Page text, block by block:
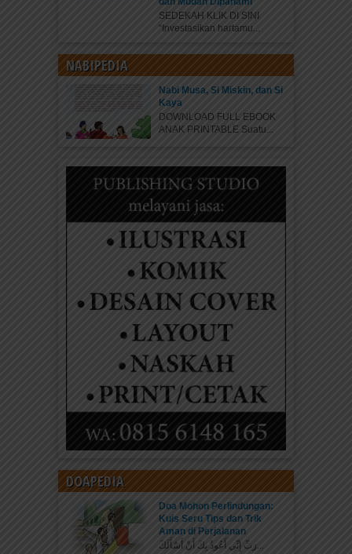
SEDEKAH KLIK DI SINI
“Investasikan hartamu...
NABIPEDIA
Nabi Musa, Si Miskin, dan Si
Kaya
DOWNLOAD FULL EBOOK
ANAK PRINTABLE Suatu...
DOAPEDIA
Doa Mohon Perlindungan:
Kuis Seru Tips dan Trik
Aman di Perjalanan
رَبِّ إِنِّي أَعُوذُ بِكَ أَنْ أَسْأَلَكَ...